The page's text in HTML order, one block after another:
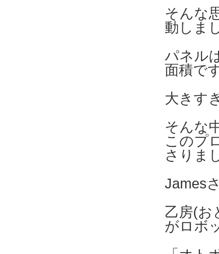
そんな
動しま
パネル
面積で
大きす
そんな
このプ
さりま
James
乙房(お
がロボ